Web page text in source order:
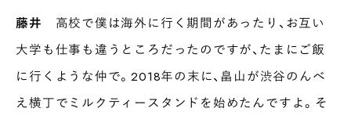
藤井 高校で僕は海外に行く期間があったり、お互い
大学も仕事も違うところだったのですが、たまにご飯
に行くような仲で。2018年の末に、畠山が渋谷のんべ
え横丁でミルクティースタンドを始めたんですよ。そ